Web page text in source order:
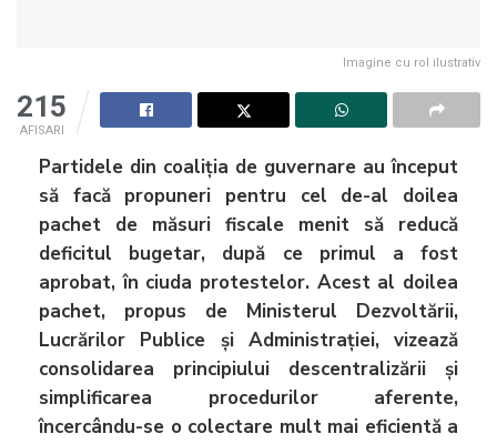
Imagine cu rol ilustrativ
215
AFISARI
Partidele din coaliția de guvernare au început
să facă propuneri pentru cel de-al doilea
pachet de măsuri fiscale menit să reducă
deficitul bugetar, după ce primul a fost
aprobat, în ciuda protestelor. Acest al doilea
pachet, propus de Ministerul Dezvoltării,
Lucrărilor Publice și Administrației, vizează
consolidarea principiului descentralizării și
simplificarea procedurilor aferente,
încercându-se o colectare mult mai eficientă a